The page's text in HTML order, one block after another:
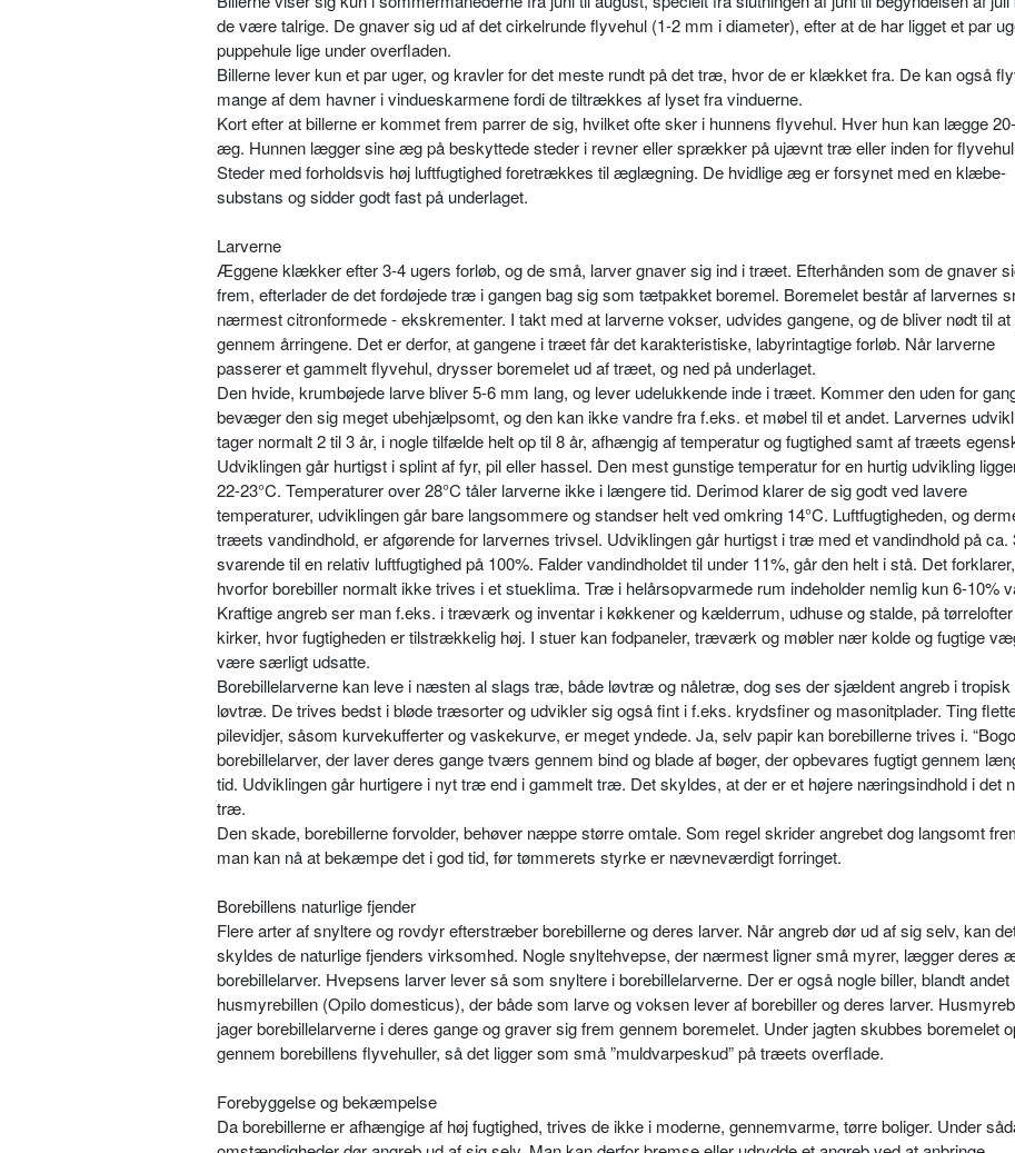
de være talrige. De gnaver sig ud af det cirkelrunde flyvehul (1-2 mm i diameter), efter at de har ligget et par
puppehule lige under overfladen.
Billerne lever kun et par uger, og krav­ler for det meste rundt på det træ, hvor de er klækket fra. De kan også
mange af dem havner i vindueskarmene fordi de tiltrækkes af lyset fra vinduerne.
Kort efter at billerne er kommet frem parrer de sig, hvilket ofte sker i hunnens flyvehul. Hver hun kan lægge
æg. Hunnen lægger sine æg på beskyttede steder i revner eller sprækker på ujævnt træ eller inden for
Steder med forholdsvis høj luftfugtighed foretrækkes til æglægning. De hvidlige æg er forsynet med en klæbe­
substans og sidder godt fast på underlaget.
Larverne
Æggene klækker efter 3-4 ugers forløb, og de små, larver gnaver sig ind i træet. Efterhånden som de gnaver
frem, efterlader de det fordøjede træ i gangen bag sig som tætpakket boremel. Boremelet består af larvernes
nærmest citronformede - ekskrementer. I takt med at larverne vokser, udvides gangene, og de bliver nødt til
gennem årringene. Det er derfor, at gangene i træet får det karakteristiske, labyrintagtige forløb. Når larverne
passerer et gammelt flyvehul, drysser boremelet ud af træet, og ned på underlaget.
Den hvide, krumbøjede larve bliver 5-6 mm lang, og lever udelukkende inde i træet. Kommer den uden for
bevæger den sig meget ubehjælpsomt, og den kan ikke vandre fra f.eks. et møbel til et andet. Larvernes
tager normalt 2 til 3 år, i nogle tilfælde helt op til 8 år, afhængig af temperatur og fug­tighed samt af træets
Udviklingen går hurtigst i splint af fyr, pil eller hassel. Den mest gunstige temperatur for en hurtig udvikling
22-23°C. Temperaturer over 28°C tåler larverne ikke i længere tid. Derimod klarer de sig godt ved lavere
temperaturer, udviklingen går bare langsommere og standser helt ved omkring 14°C. Luftfugtigheden, og
træets vandindhold, er afgørende for lar­vernes trivsel. Udviklingen går hurtigst i træ med et vandindhold på ca.
svarende til en relativ luftfugtighed på 100%. Falder vandindholdet til under 11%, går den helt i stå. Det forklarer,
hvorfor borebiller normalt ikke trives i et stueklima. Træ i helårsopvarmede rum indeholder nemlig kun 6-10%
Kraftige angreb ser man f.eks. i træværk og inventar i køkkener og kælderrum, udhuse og stalde, på
kirker, hvor fugtigheden er tilstrækkelig høj. I stuer kan fod­paneler, træværk og møbler nær kolde og fugtige
være særligt udsatte.
Borebillelarverne kan leve i næsten al slags træ, både løvtræ og nåletræ, dog ses der sjældent angreb i tropisk
løvtræ. De trives bedst i bløde træsorter og udvikler sig også fint i f.eks. krydsfiner og masonitplader. Ting
pilevidjer, såsom kurvekufferter og vaskekurve, er meget yndede. Ja, selv papir kan borebillerne trives i.
borebillelarver, der laver deres gange tværs gennem bind og blade af bøger, der opbevares fugtigt gennem
tid. Udviklingen går hurtigere i nyt træ end i gammelt træ. Det skyldes, at der er et højere næringsindhold i det
træ.
Den skade, borebillerne forvolder, behøver næppe større omtale. Som regel skrider angrebet dog langsomt
man kan nå at bekæmpe det i god tid, før tømmerets styrke er nævneværdigt forringet.
Borebillens naturlige fjender
Flere arter af snyltere og rovdyr efterstræber bore­billerne og deres larver. Når angreb dør ud af sig selv, kan
skyldes de naturlige fjenders virksomhed. Nogle snyltehvepse, der nærmest ligner små myrer, lægger deres
borebillelarver. Hvepsens larver lever så som snyltere i borebillelarverne. Der er også nogle biller, blandt andet
husmyrebillen (Opilo domesticus), der både som larve og voksen lever af borebiller og deres larver.
jager borebillelarverne i deres gange og graver sig frem gennem boremelet. Under jagten skubbes boremelet
gennem borebillens flyvehuller, så det ligger som små ”muldvarpeskud” på træets overflade.
Forebyggelse og bekæmpelse
Da borebillerne er afhængige af høj fugtighed, trives de ikke i moderne, gennemvarme, tørre boliger. Under